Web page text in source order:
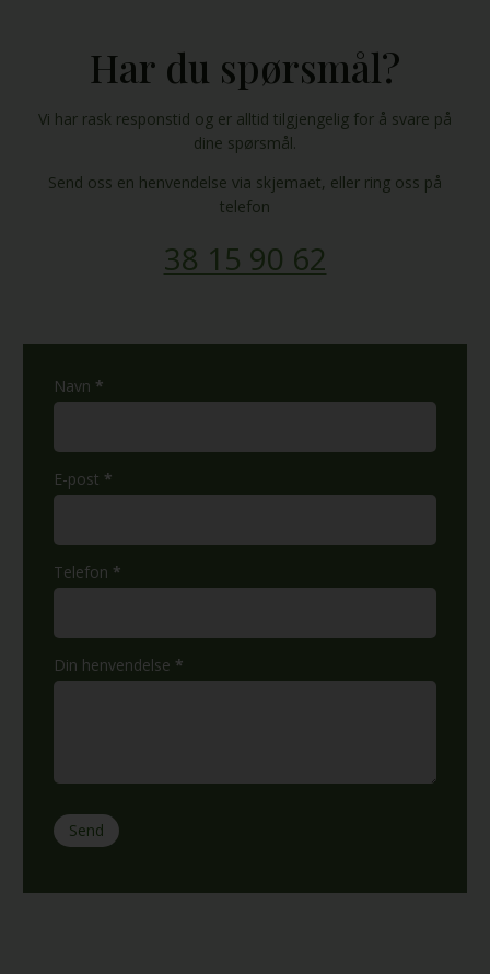
Har du spørsmål?
​Vi har rask responstid og er alltid ​tilgjengelig for å svare på
dine spørsmål.
Send oss en henvendelse via skjemaet, eller ring oss på
telefon
38 15 90 62
kontaktskjema
Navn *
E-post *
Telefon *
Din henvendelse *
Send